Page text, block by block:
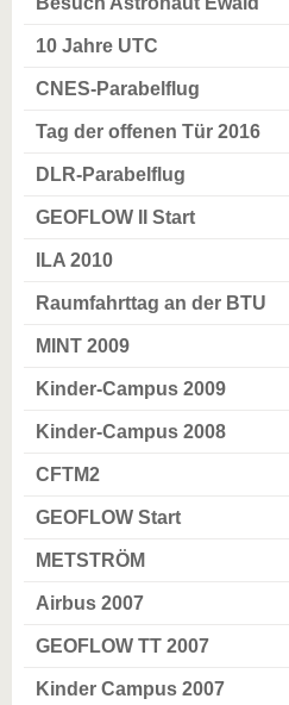
10 Jahre UTC
CNES-Parabelflug
Tag der offenen Tür 2016
DLR-Parabelflug
GEOFLOW II Start
ILA 2010
Raumfahrttag an der BTU
MINT 2009
Kinder-Campus 2009
Kinder-Campus 2008
CFTM2
GEOFLOW Start
METSTRÖM
Airbus 2007
GEOFLOW TT 2007
Kinder Campus 2007